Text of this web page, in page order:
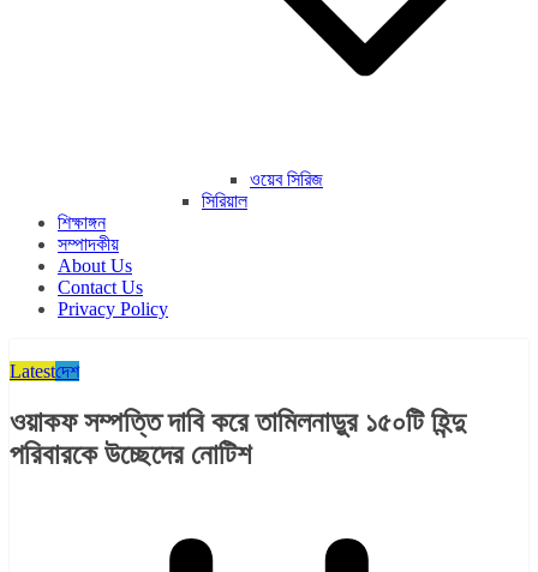
ওয়েব সিরিজ
সিরিয়াল
শিক্ষাঙ্গন
সম্পাদকীয়
About Us
Contact Us
Privacy Policy
Latestদেশ
ওয়াকফ সম্পত্তি দাবি করে তামিলনাড়ুর ১৫০টি হিন্দু
পরিবারকে উচ্ছেদের নোটিশ